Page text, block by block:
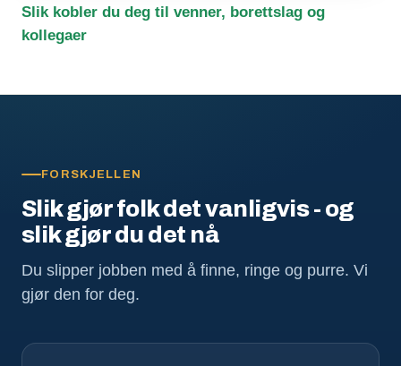
Slik kobler du deg til venner, borettslag og
kollegaer
FORSKJELLEN
Slik gjør folk det vanligvis - og
slik gjør du det nå
Du slipper jobben med å finne, ringe og purre. Vi
gjør den for deg.